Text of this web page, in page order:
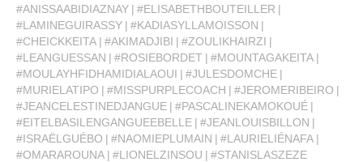
#ANISSAABIDIAZNAY
#ELISABETHBOUTEILLER
#LAMINEGUIRASSY
#KADIASYLLAMOISSON
#CHEICKKEITA
#AKIMADJIBI
#ZOULIKHAIRZI
#LEANGUESSAN
#ROSIEBORDET
#MOUNTAGAKEITA
#MOULAYHFIDHAMIDIALAOUI
#JULESDOMCHE
#MURIELATIPO
#MISSPURPLECOACH
#JEROMERIBEIRO
#JEANCELESTINEDJANGUE
#PASCALINEKAMOKOUÉ
#EITELBASILENGANGUEEBELLE
#JEANLOUISBILLON
#ISRAËLGUÉBO
#NAOMIEPLUMAIN
#LAURIELIÉNAFA
#OMARAROUNA
#LIONELZINSOU #STANISLASZEZE